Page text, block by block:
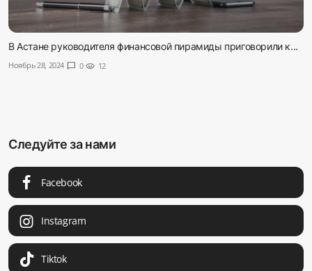
В Астане руководителя финансовой пирамиды приговорили к...
Ноябрь 28, 2024 chat_bubble 0 visibility 12
Следуйте за нами
Facebook
Instagram
Tiktok